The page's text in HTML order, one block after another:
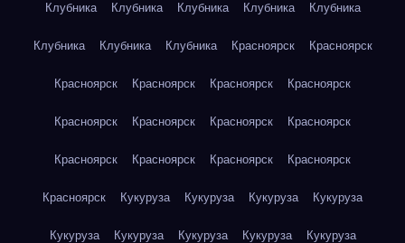
Клубника Клубника Клубника Клубника Клубника
Клубника Клубника Клубника Красноярск Красноярск
Красноярск Красноярск Красноярск Красноярск
Красноярск Красноярск Красноярск Красноярск
Красноярск Красноярск Красноярск Красноярск
Красноярск Кукуруза Кукуруза Кукуруза Кукуруза
Кукуруза Кукуруза Кукуруза Кукуруза Кукуруза